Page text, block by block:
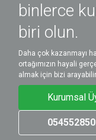
binlerce
biri olun.
Daha çok kazanmayı
ortağımızın hayali
almak için bizi
Kurumsal